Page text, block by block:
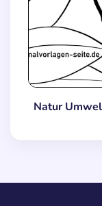
Natur